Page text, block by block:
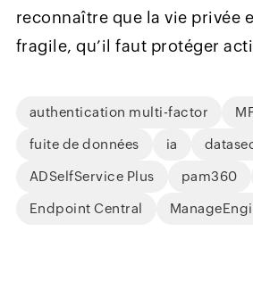
reconnaître que la vie privée
fragile, qu’il faut protéger
authentication multi-factor
fuite de données ia
ADSelfService Plus pam360
Endpoint Central